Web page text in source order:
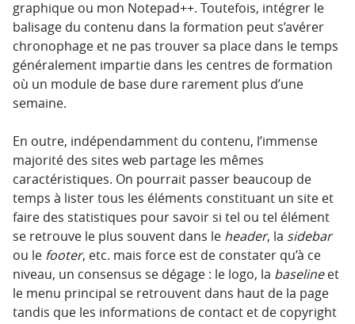
graphique ou mon Notepad++. Toutefois, intégrer le
balisage du contenu dans la formation peut s’avérer
chronophage et ne pas trouver sa place dans le temps
généralement impartie dans les centres de formation
où un module de base dure rarement plus d’une
semaine.
En outre, indépendamment du contenu, l’immense
majorité des sites web partage les mêmes
caractéristiques. On pourrait passer beaucoup de
temps à lister tous les éléments constituant un site et
faire des statistiques pour savoir si tel ou tel élément
se retrouve le plus souvent dans le header, la sidebar
ou le footer, etc. mais force est de constater qu’à ce
niveau, un consensus se dégage : le logo, la baselineet
le menu principal se retrouvent dans haut de la page
tandis que les informations de contact et de copyright